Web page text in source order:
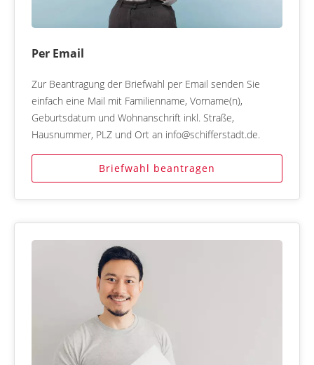
Per Email
Zur Beantragung der Briefwahl per Email senden Sie
einfach eine Mail mit Familienname, Vorname(n),
Geburtsdatum und Wohnanschrift inkl. Straße,
Hausnummer, PLZ und Ort an info@schifferstadt.de.
Briefwahl beantragen